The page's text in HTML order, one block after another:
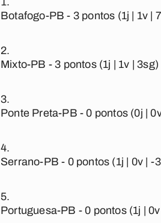
Botafogo-PB - 3 pontos (1j | 1v |
Mixto-PB -3 pontos (1j | 1v | 3sg)
Ponte Preta-PB - 0 pontos (0j |
Serrano-PB - 0 pontos (1j | 0v | -
Portuguesa-PB - 0 pontos (1j |